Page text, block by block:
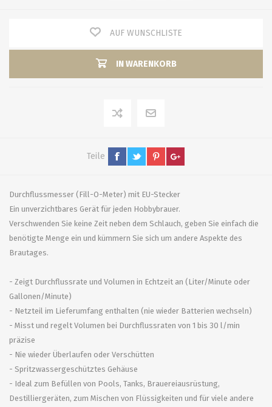
AUF WUNSCHLISTE
IN WARENKORB
Teile
Durchflussmesser (Fill-O-Meter) mit EU-Stecker
Ein unverzichtbares Gerät für jeden Hobbybrauer.
Verschwenden Sie keine Zeit neben dem Schlauch, geben Sie einfach die
benötigte Menge ein und kümmern Sie sich um andere Aspekte des
Brautages.
- Zeigt Durchflussrate und Volumen in Echtzeit an (Liter/Minute oder
Gallonen/Minute)
- Netzteil im Lieferumfang enthalten (nie wieder Batterien wechseln)
- Misst und regelt Volumen bei Durchflussraten von 1 bis 30 l/min
präzise
- Nie wieder Überlaufen oder Verschütten
- Spritzwassergeschütztes Gehäuse
- Ideal zum Befüllen von Pools, Tanks, Brauereiausrüstung,
Destilliergeräten, zum Mischen von Flüssigkeiten und für viele andere